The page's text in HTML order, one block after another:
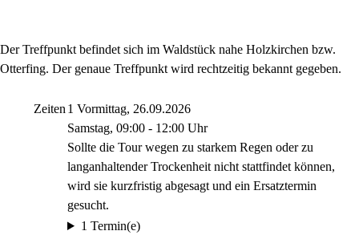
Der Treffpunkt befindet sich im Waldstück nahe Holzkirchen bzw.
Otterfing. Der genaue Treffpunkt wird rechtzeitig bekannt gegeben.
Zeiten 1 Vormittag, 26.09.2026
Samstag, 09:00 - 12:00 Uhr
Sollte die Tour wegen zu starkem Regen oder zu
langanhaltender Trockenheit nicht stattfindet können,
wird sie kurzfristig abgesagt und ein Ersatztermin
gesucht.
1 Termin(e)